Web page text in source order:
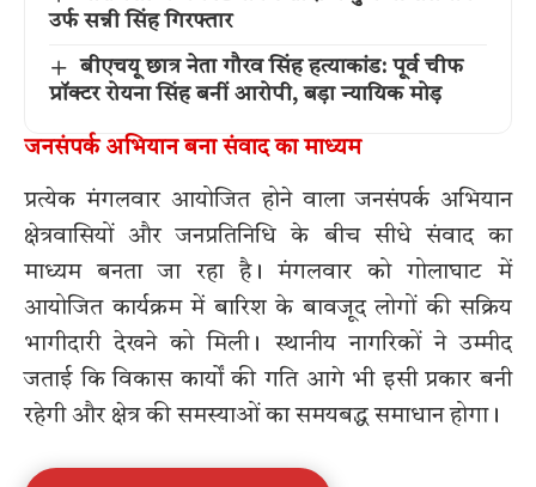
उर्फ सन्नी सिंह गिरफ्तार
बीएचयू छात्र नेता गौरव सिंह हत्याकांड: पूर्व चीफ
प्रॉक्टर रोयना सिंह बनीं आरोपी, बड़ा न्यायिक मोड़
जनसंपर्क अभियान बना संवाद का माध्यम
प्रत्येक मंगलवार आयोजित होने वाला जनसंपर्क अभियान
क्षेत्रवासियों और जनप्रतिनिधि के बीच सीधे संवाद का
माध्यम बनता जा रहा है। मंगलवार को गोलाघाट में
आयोजित कार्यक्रम में बारिश के बावजूद लोगों की सक्रिय
भागीदारी देखने को मिली। स्थानीय नागरिकों ने उम्मीद
जताई कि विकास कार्यों की गति आगे भी इसी प्रकार बनी
रहेगी और क्षेत्र की समस्याओं का समयबद्ध समाधान होगा।